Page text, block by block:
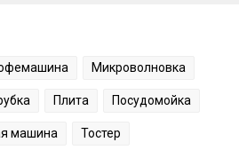
Микроволновка
Плита Посудомойка
машина Тостер